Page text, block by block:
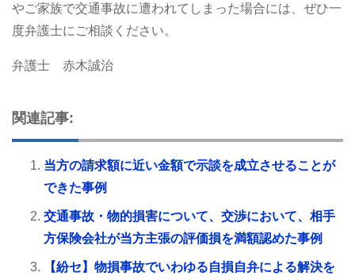
やご家族で交通事故に遭われてしまった場合には、ぜひ一
度弁護士にご相談ください。
弁護士 赤木誠治
関連記事:
当方の請求額に近い金額で示談を成立させることが
できた事例
交通事故・物的損害について、交渉において、相手
方保険会社が当方主張の評価損を満額認めた事例
【紛セ】物損事故でいわゆる自損自弁による解決を